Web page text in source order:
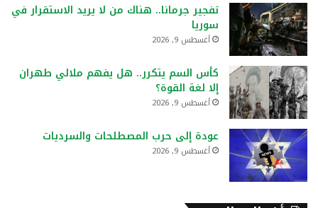
ن
تفجير جرمانا.. هناك من لا يريد الاستقرار في
سوريا
أغسطس 9, 2026
كأس السم يتكرر.. هل يفهم ملالي طهران
إلا لغة القوة؟
أغسطس 9, 2026
عودة إلى حرب المصطلحات والسرديات
أغسطس 9, 2026